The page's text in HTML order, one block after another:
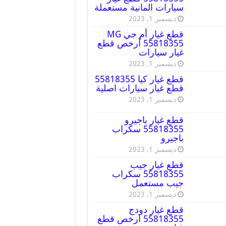
سيارات المانية مستعملة
ديسمبر 1, 2023
قطع غيار أم جي MG
55818355 أرخص قطع
غيار سيارات
ديسمبر 1, 2023
قطع غيار كيا 55818355
قطع غيار سيارات اصلية
ديسمبر 1, 2023
قطع غيار باجيرو
55818355 سكراب
باجيرو
ديسمبر 1, 2023
قطع غيار جيب
55818355 سكراب
جيب مستعمل
ديسمبر 1, 2023
قطع غيار دودج
55818355 ارخص قطع